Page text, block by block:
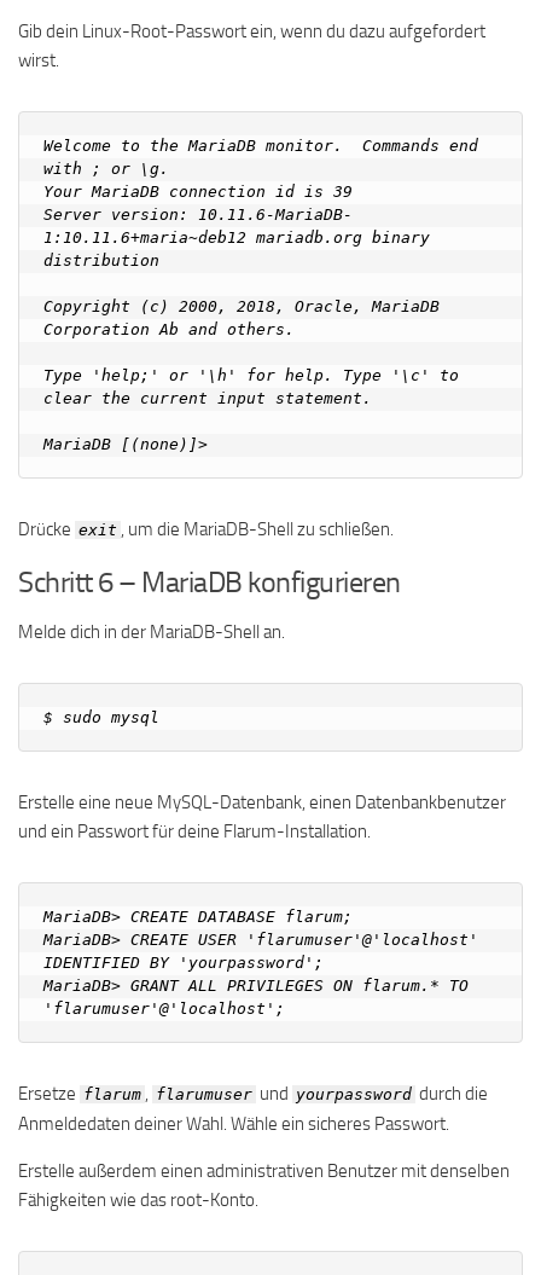
Gib dein Linux-Root-Passwort ein, wenn du dazu aufgefordert
wirst.
Welcome to the MariaDB monitor.  Commands end
with ; or \g.
Your MariaDB connection id is 39
Server version: 10.11.6-MariaDB-
1:10.11.6+maria~deb12 mariadb.org binary
distribution
Copyright (c) 2000, 2018, Oracle, MariaDB
Corporation Ab and others.
Type 'help;' or '\h' for help. Type '\c' to
clear the current input statement.
Drücke exit , um die MariaDB-Shell zu schließen.
Schritt 6 – MariaDB konfigurieren
Melde dich in der MariaDB-Shell an.
Erstelle eine neue MySQL-Datenbank, einen Datenbankbenutzer
und ein Passwort für deine Flarum-Installation.
MariaDB> CREATE DATABASE flarum;
MariaDB> CREATE USER 'flarumuser'@'localhost'
IDENTIFIED BY 'yourpassword';
MariaDB> GRANT ALL PRIVILEGES ON flarum.* TO
Ersetze flarum , flarumuser und yourpassword durch die
Anmeldedaten deiner Wahl. Wähle ein sicheres Passwort.
Erstelle außerdem einen administrativen Benutzer mit denselben
Fähigkeiten wie das root-Konto.